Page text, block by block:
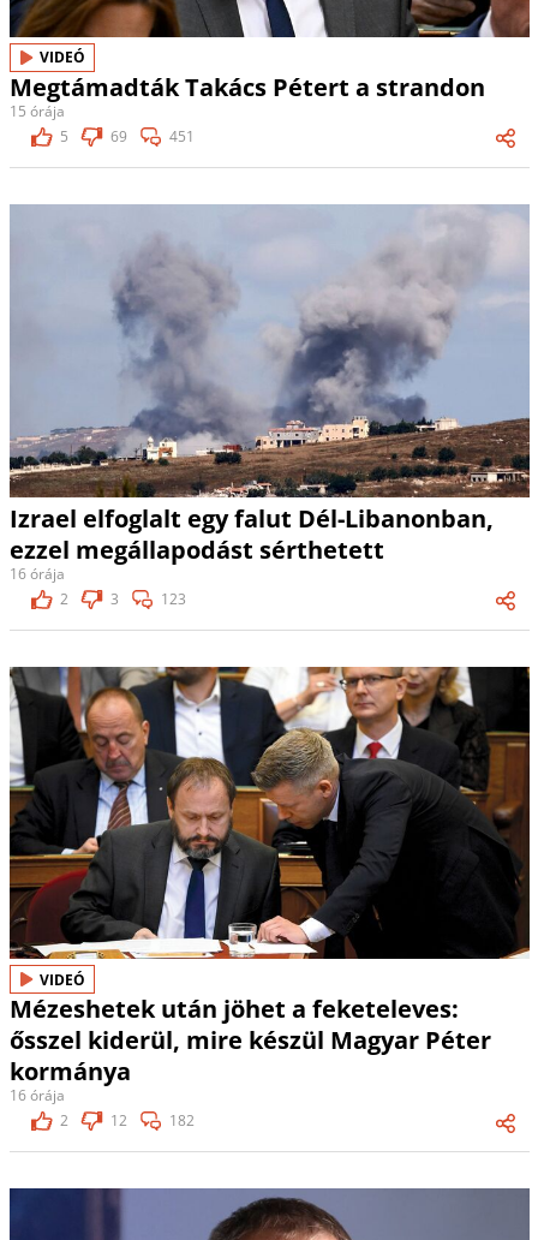
VIDEÓ
Megtámadták Takács Pétert a strandon
15 órája
5
69 451
Izrael elfoglalt egy falut Dél-Libanonban,
ezzel megállapodást sérthetett
16 órája
2
3 123
VIDEÓ
Mézeshetek után jöhet a feketeleves:
ősszel kiderül, mire készül Magyar Péter
kormánya
16 órája
2
12 182